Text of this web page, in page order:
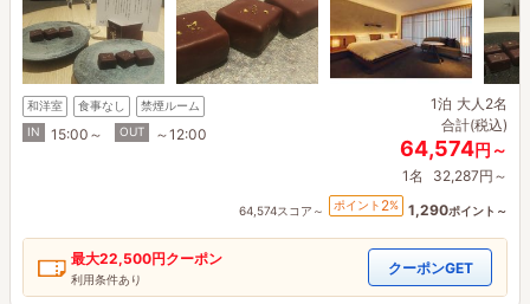
和洋室 食事なし
禁煙ルーム
IN
15:00～ OUT ～12:00
1泊 大人2名
合計(税込)
64,574円～
1名 32,287円～
64,574スコア～ ポイント 2% 1,290ポイント～
最大22,500円クーポン
利用条件あり
クーポンGET